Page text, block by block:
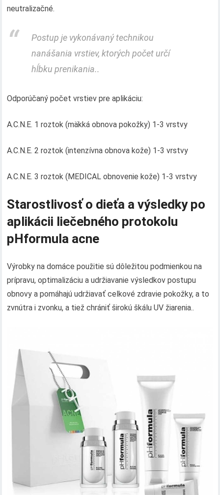
neutralizačné.
Postup je vykonávaný technikou
nanášania vrstiev, ktorých počet určí
hĺbku prenikania..
Odporúčaný počet vrstiev pre aplikáciu:
A.C.N.E. 1 roztok (mäkká obnova pokožky) 1-3 vrstvy
A.C.N.E. 2 roztok (intenzívna obnova kože) 1-3 vrstvy
A.C.N.E. 3 roztok (MEDICAL obnovenie kože) 1-3 vrstvy
Starostlivosť o dieťa a výsledky po
aplikácii liečebného protokolu
pHformula acne
Výrobky na domáce použitie sú dôležitou podmienkou na
prípravu, optimalizáciu a udržiavanie výsledkov postupu
obnovy a pomáhajú udržiavať celkové zdravie pokožky, a to
zvnútra i zvonku, a tiež chrániť širokú škálu UV žiarenia..